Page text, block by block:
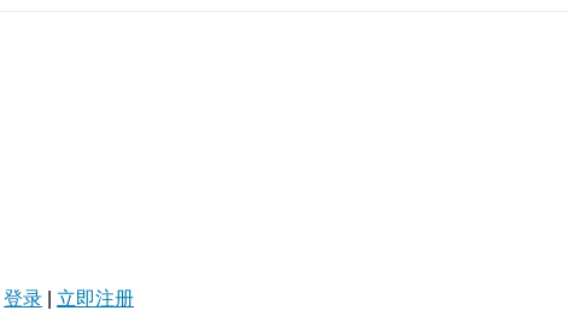
登录 立即注册